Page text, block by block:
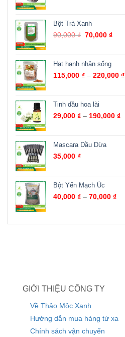
Bột Trà Xanh
90,000₫ 70,000₫
Hạt hạnh nhân sống
115,000 ₫ – 220,000 ₫
Tinh dầu hoa lài
29,000 ₫ – 190,000 ₫
Mascara Dầu Dừa
35,000 ₫
Bột Yến Mạch Úc
40,000 ₫ – 70,000 ₫
GIỚI THIỆU CÔNG TY
Về Thảo Mộc Xanh
Hướng dẫn mua hàng từ xa
Chính sách vận chuyển